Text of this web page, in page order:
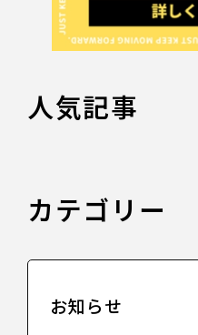
人気記事
カテゴリー
お知らせ